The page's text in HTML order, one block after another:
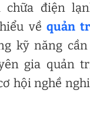
chữa điện
về quản
kỹ năng
gia quản
hội nghề